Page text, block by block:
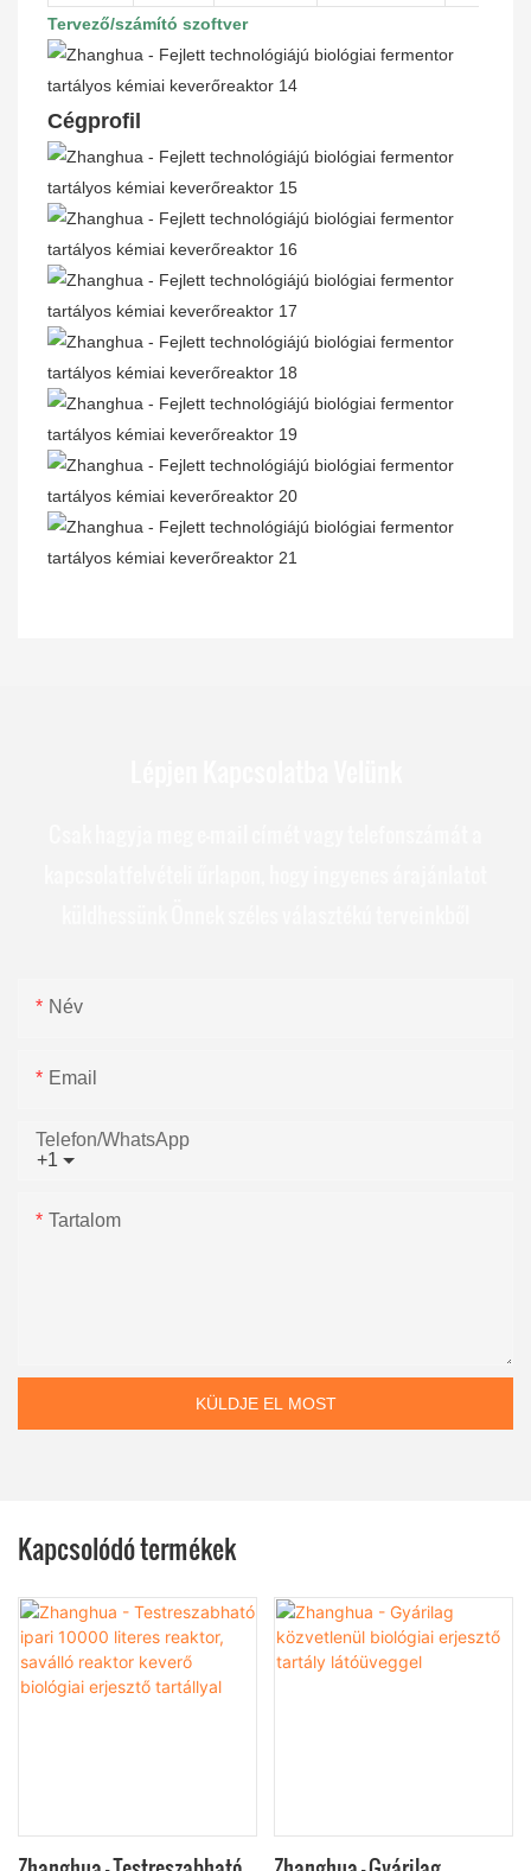
Tervező/számító szoftver
Cégprofil
Név
Email
+1
Telefon/WhatsApp
Tartalom
KÜLDJE EL MOST
Kapcsolódó termékek